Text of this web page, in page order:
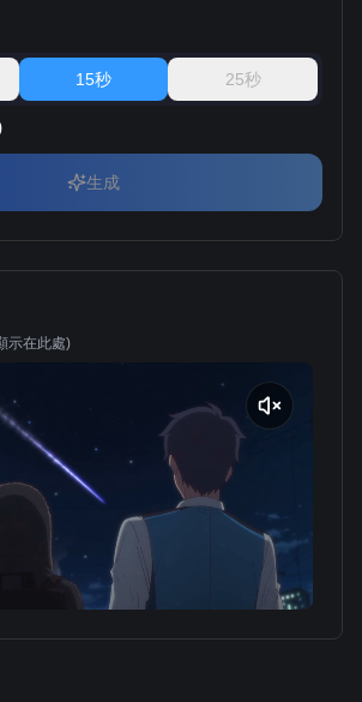
15秒 25秒
生成
示在此處)